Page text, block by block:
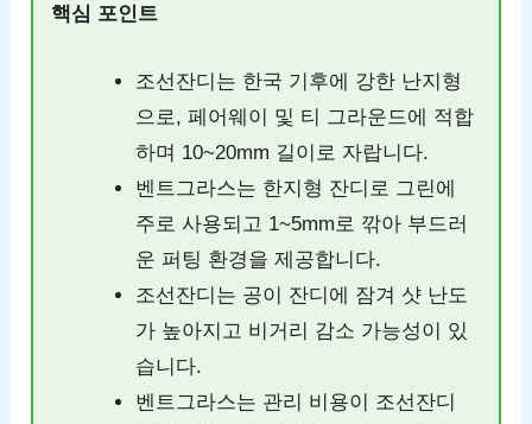
핵심 포인트
조선잔디는 한국 기후에 강한 난지형
으로, 페어웨이 및 티 그라운드에 적합
하며 10~20mm 길이로 자랍니다.
벤트그라스는 한지형 잔디로 그린에
주로 사용되고 1~5mm로 깎아 부드러
운 퍼팅 환경을 제공합니다.
조선잔디는 공이 잔디에 잠겨 샷 난도
가 높아지고 비거리 감소 가능성이 있
습니다.
벤트그라스는 관리 비용이 조선잔디